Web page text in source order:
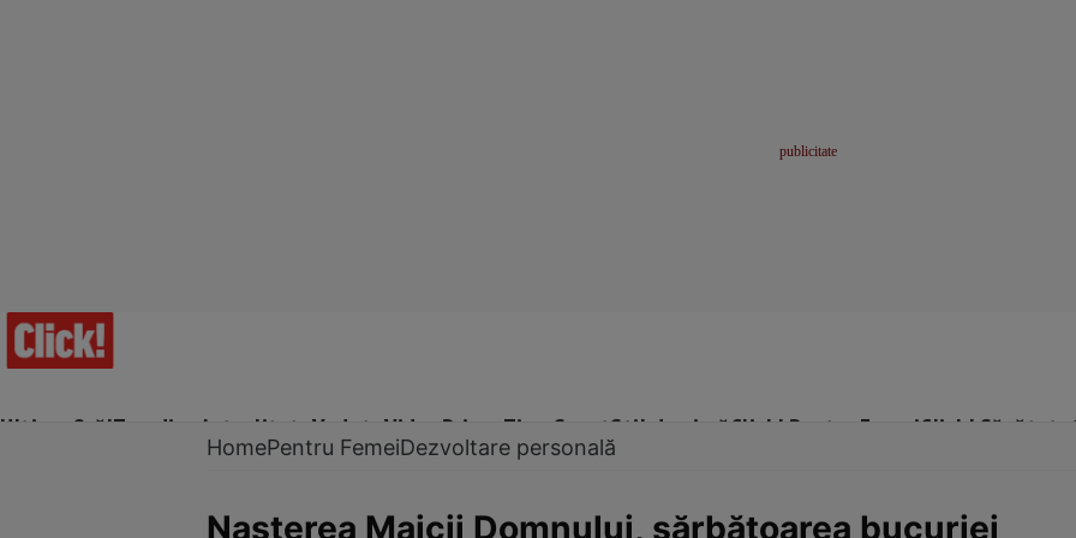
Ultima Oră!Trending Actualitate Vedete Video Prime Time SportStil de viațăClick! Pentru FemeiClick! Sănătate
HomePentru FemeiDezvoltare personală
Naşterea Maicii Domnului, sărbătoarea bucuriei